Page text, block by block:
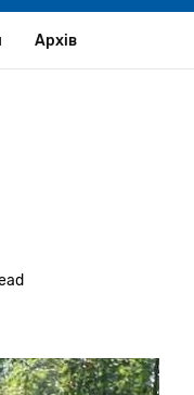
Архів